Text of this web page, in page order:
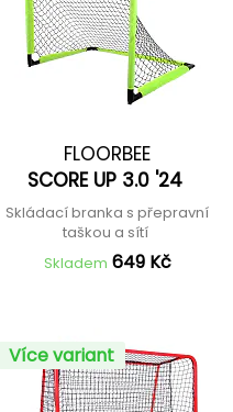
FLOORBEE
SCORE UP 3.0 '24
Skládací branka s přepravní
taškou a sítí
Skladem 649 Kč
Více variant